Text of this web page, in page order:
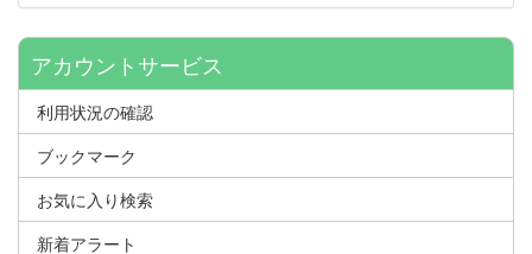
アカウントサービス
利用状況の確認
ブックマーク
お気に入り検索
新着アラート